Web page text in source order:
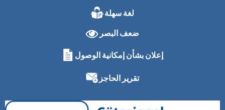
لغة سهلة
ضعف البصر
إعلان بشأن إمكانية الوصول
تقرير الحاجز